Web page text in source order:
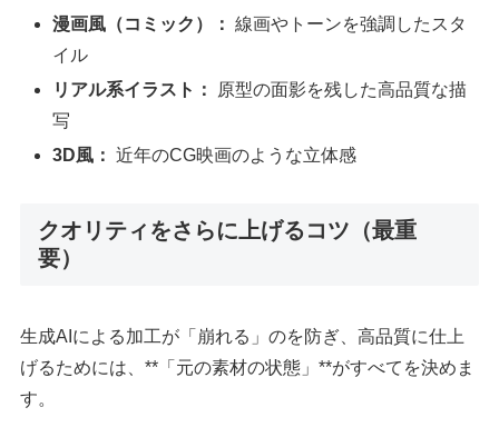
漫画風（コミック）： 線画やトーンを強調したスタ
イル
リアル系イラスト：
原型の面影を残した高品質な描
写
3D風： 近年のCG映画のような立体感
クオリティをさらに上げるコツ（最重
要）
生成AIによる加工が「崩れる」のを防ぎ、高品質に仕上
げるためには、**「元の素材の状態」**がすべてを決めま
す。